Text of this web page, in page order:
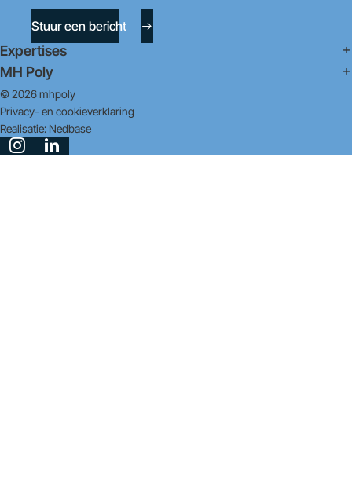
Stuur een bericht
Expertises
MH Poly
© 2026 mhpoly
Privacy- en cookieverklaring
Realisatie: Nedbase